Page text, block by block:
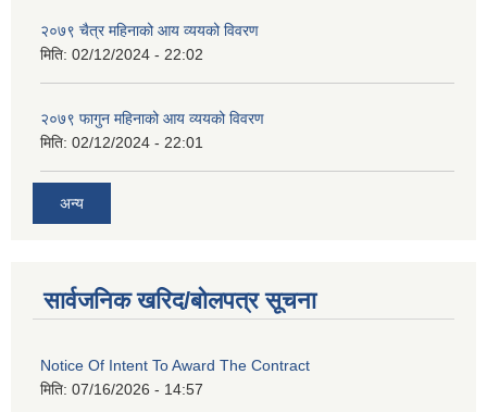
२०७९ चैत्र महिनाको आय व्ययको विवरण
मिति: 02/12/2024 - 22:02
२०७९ फागुन महिनाको आय व्ययको विवरण
मिति: 02/12/2024 - 22:01
अन्य
सार्वजनिक खरिद/बोलपत्र सूचना
Notice Of Intent To Award The Contract
मिति: 07/16/2026 - 14:57